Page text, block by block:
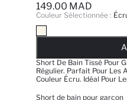
149.00 MAD
Couleur Sélectionnée :
Short De Bain Tissé Pour
Régulier. Parfait Pour Les
Couleur Écru. Idéal Pour
Short de bain pour garçon